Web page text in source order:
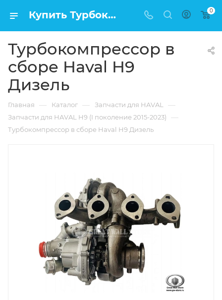
Купить Турбокомпрессор в сборе Haval H9 Дизель в Москве по низкой цене 0
Турбокомпрессор в
сборе Haval H9
Дизель
Главная — Каталог — Запчасти для HAVAL —
Запчасти для HAVAL H9 (I поколение 2015-2023) —
Турбокомпрессор в сборе Haval H9 Дизель